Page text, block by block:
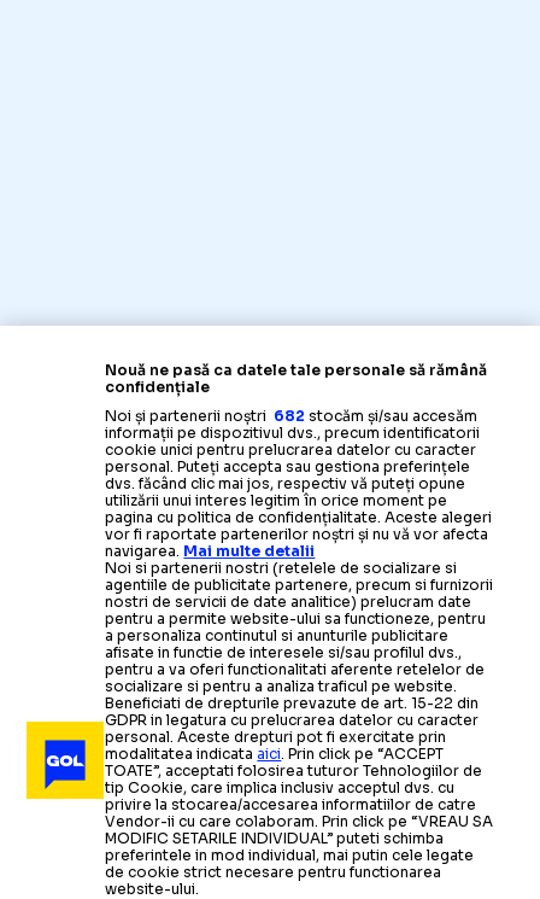
Nouă ne pasă ca datele tale personale să rămână
confidențiale
Noi și partenerii noștri 682 stocăm și/sau accesăm
informații pe dispozitivul dvs., precum identificatorii
cookie unici pentru prelucrarea datelor cu caracter
personal. Puteți accepta sau gestiona preferințele
dvs. făcând clic mai jos, respectiv vă puteți opune
utilizării unui interes legitim în orice moment pe
pagina cu politica de confidențialitate. Aceste alegeri
vor fi raportate partenerilor noștri și nu vă vor afecta
navigarea. Mai multe detalii
Noi si partenerii nostri (retelele de socializare si
agentiile de publicitate partenere, precum si furnizorii
nostri de servicii de date analitice) prelucram date
pentru a permite website-ului sa functioneze, pentru
a personaliza continutul si anunturile publicitare
afisate in functie de interesele si/sau profilul dvs.,
pentru a va oferi functionalitati aferente retelelor de
socializare si pentru a analiza traficul pe website.
Beneficiati de drepturile prevazute de art. 15-22 din
GDPR in legatura cu prelucrarea datelor cu caracter
personal. Aceste drepturi pot fi exercitate prin
modalitatea indicataaici. Prin click pe “ACCEPT
TOATE”, acceptati folosirea tuturor Tehnologiilor de
tip Cookie, care implica inclusiv acceptul dvs. cu
privire la stocarea/accesarea informatiilor de catre
Vendor-ii cu care colaboram. Prin click pe “VREAU SA
MODIFIC SETARILE INDIVIDUAL” puteti schimba
preferintele in mod individual, mai putin cele legate
de cookie strict necesare pentru functionarea
website-ului.